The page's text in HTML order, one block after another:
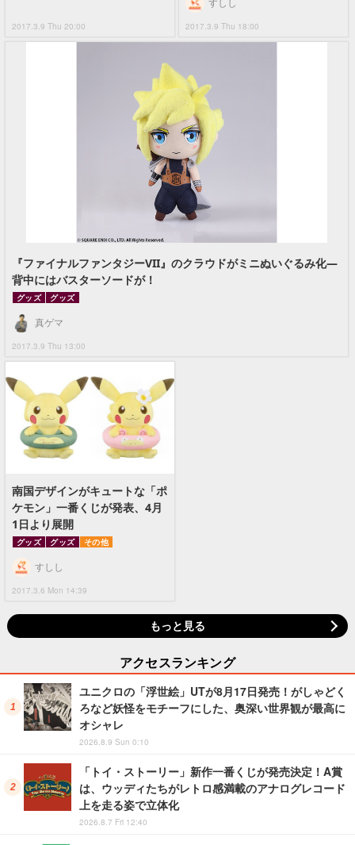
2017.3.9 Thu 20:00 2017.3.9 Thu 18:00
すしし
『ファイナルファンタジーVII』のクラウドがミニぬいぐるみ化―
背中にはバスターソードが！
グッズ グッズ
2017.3.9 Thu 13:00
真ゲマ
南国デザインがキュートな「ポ
ケモン」一番くじが発表、4月
1日より展開
グッズ グッズ その他
2017.3.6 Mon 14:39
すしし
もっと見る
アクセスランキング
ユニクロの「浮世絵」UTが8月17日発売！がしゃどく
ろなど妖怪をモチーフにした、奥深い世界観が最高に
オシャレ
2026.8.9 Sun 0:10
「トイ・ストーリー」新作一番くじが発売決定！A賞
は、ウッディたちがレトロ感満載のアナログレコード
上を走る姿で立体化
2026.8.7 Fri 12:40